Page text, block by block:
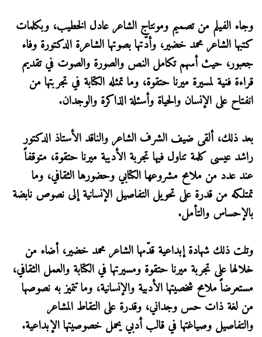
وجاء الفيلم من تصميم ومونتاج الشاعر عادل الخطيب، وبكلمات
كتبها الشاعر محمد خضير، وأدّتها بصوتها الشاعرة الدكتورة وفاء
جعبور، حيث أسهم تكامل النص والصورة والصوت في تقديم
قراءة فنية لمسيرة ميرنا حتقوة، وما تمثله الكتابة في تجربتها من
انفتاح على الإنسان والحياة وأسئلة الذاكرة والوجدان.
بعد ذلك، ألقى ضيف الشرف الشاعر والناقد الأستاذ الدكتور
راشد عيسى كلمة تناول فيها تجربة الأديبة ميرنا حتقوة، متوقفاً
عند عدد من ملامح مشروعها الكتابي وحضورها الثقافي، وما
تمتلكه من قدرة على تحويل التفاصيل الإنسانية إلى نصوص نابضة
بالإحساس والتأمل.
وتلت ذلك شهادة إبداعية قدّمها الشاعر محمد خضير، أضاء من
خلالها على تجربة ميرنا حتقوة ومسيرتها في الكتابة والعمل الثقافي،
مستعرضاً ملامح شخصيتها الأدبية والإنسانية، وما تتميز به نصوصها
من لغة ذات حس وجداني، وقدرة على التقاط المشاعر
والتفاصيل وصياغتها في قالب أدبي يحمل خصوصيتها الإبداعية.